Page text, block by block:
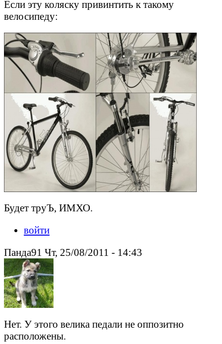
Если эту коляску привинтить к такому
велосипеду:
Будет труЪ, ИМХО.
войти
Панда91 Чт, 25/08/2011 - 14:43
Нет. У этого велика педали не оппозитно
расположены.